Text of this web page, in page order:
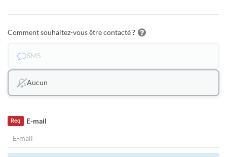
Comment souhaitez-vous être contacté ?
SMS
Aucun
E-mail
Req